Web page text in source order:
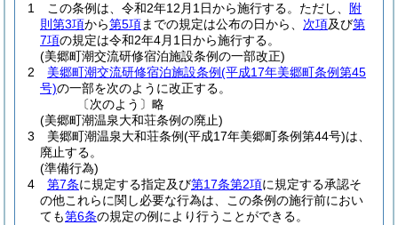
1
この条例は、令和2年12月1日から施行する。 ただし、
附
則第3項から第5項までの規定は公布の日から、 次項及び第
7項の規定は令和2年4月1日から施行する。
(美郷町潮交流研修宿泊施設条例の一部改正)
2
美郷町潮交流研修宿泊施設条例(平成17年美郷町条例第45
号)の一部を次のように改正する。
〔次のよう〕略
(美郷町潮温泉大和荘条例の廃止)
3
美郷町潮温泉大和荘条例(平成17年美郷町条例第44号)は、
廃止する。
(準備行為)
4
第7条に規定する指定及び第17条第2項に規定する承認そ
の他これらに関し必要な行為は、この条例の施行前におい
ても第6条の規定の例により行うことができる。